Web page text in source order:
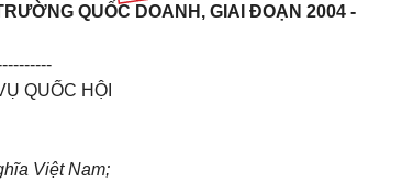
QUỐC DOANH, GIAI ĐOẠN 2004 -
QUỐC HỘI
Việt Nam;